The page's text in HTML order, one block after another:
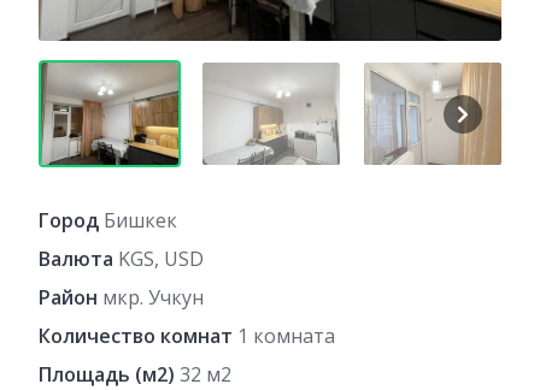
Город Бишкек
Валюта KGS, USD
Район мкр. Учкун
Количество комнат 1 комната
Площадь (м2) 32 м2